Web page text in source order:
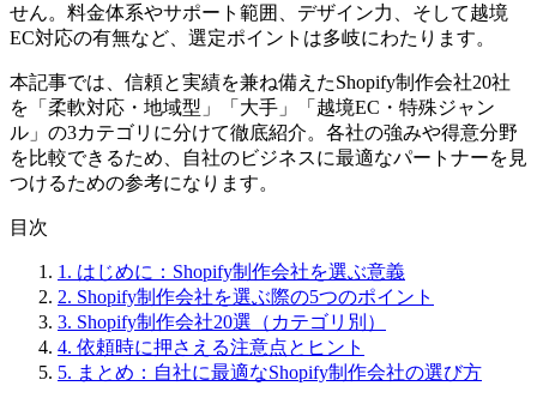
せん。料金体系やサポート範囲、デザイン力、そして越境
EC対応の有無など、選定ポイントは多岐にわたります。
本記事では、信頼と実績を兼ね備えたShopify制作会社20社
を「柔軟対応・地域型」「大手」「越境EC・特殊ジャン
ル」の3カテゴリに分けて徹底紹介。各社の強みや得意分野
を比較できるため、自社のビジネスに最適なパートナーを見
つけるための参考になります。
目次
1. はじめに：Shopify制作会社を選ぶ意義
2. Shopify制作会社を選ぶ際の5つのポイント
3. Shopify制作会社20選（カテゴリ別）
4. 依頼時に押さえる注意点とヒント
5. まとめ：自社に最適なShopify制作会社の選び方